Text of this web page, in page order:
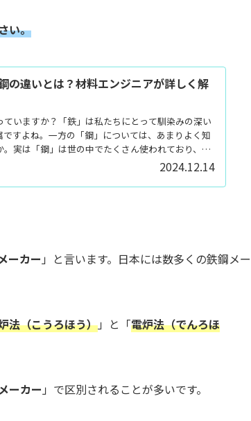
い。
の違いとは？材料エンジニアが詳しく解
ていますか？「鉄」は私たちにとって馴染みの深い
すよね。一方の「鋼」については、あまりよく知
実は「鋼」は世の中でたくさん使われており、社
鋼がどのような金属なのか、なぜ社会に必要不可欠
2024.12.14
ーカー 」と言います。日本には数多くの鉄鋼メー
法（こうろほう）」と「電炉法（でんろほ
ーカー 」で区別されることが多いです。